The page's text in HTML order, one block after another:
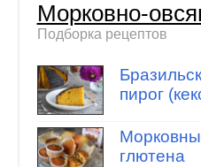
Морковно-
Подборка рецептов
пирог
глютена